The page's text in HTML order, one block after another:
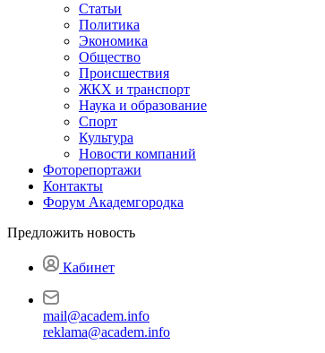
Статьи
Политика
Экономика
Общество
Происшествия
ЖКХ и транспорт
Наука и образование
Спорт
Культура
Новости компаний
Фоторепортажи
Контакты
Форум Академгородка
Предложить новость
Кабинет
mail@academ.info
reklama@academ.info